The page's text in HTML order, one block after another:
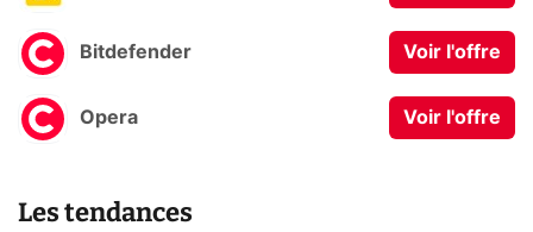
Bitdefender Voir l'offre
Opera Voir l'offre
Les tendances